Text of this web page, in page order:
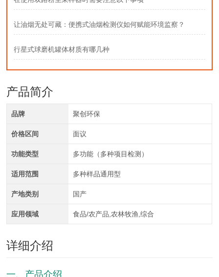
让油烟无处可藏：便携式油烟检测仪如何赋能环境监察？
行星式球磨机罐体材质有哪几种
产品简介
品牌 聚创环保
价格区间 面议
功能类型 多功能（多种项目检测）
适用范围 多种样品通用型
产地类别 国产
应用领域 食品/农产品,农林牧渔,综合
详细介绍
一、产品介绍